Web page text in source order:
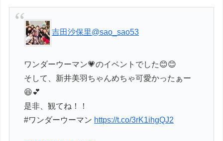
吉田沙保里@sao_sao53
ワンダーウーマン💗のイベントでした😊😊
そして、新井美羽ちゃんめちゃ可愛かったぁー
😆💕
是非、観てね！！
#ワンダーウーマン https://t.co/3rK1ihgQJ2